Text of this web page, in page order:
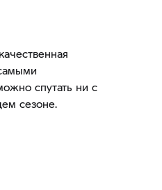
спутать ни с
сезоне.